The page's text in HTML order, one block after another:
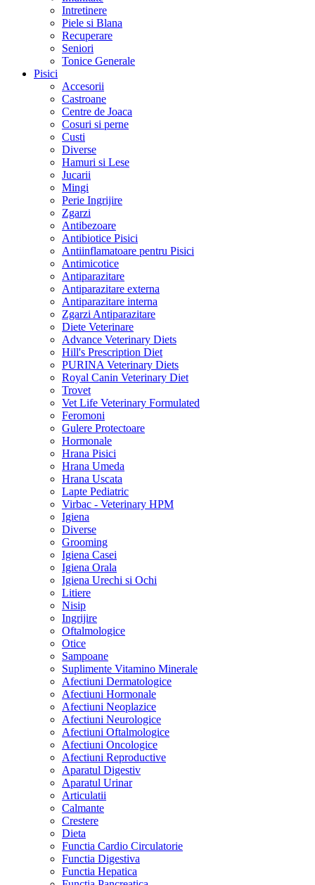
Intretinere
Piele si Blana
Recuperare
Seniori
Tonice Generale
Pisici
Accesorii
Castroane
Centre de Joaca
Cosuri si perne
Custi
Diverse
Hamuri si Lese
Jucarii
Mingi
Perie Ingrijire
Zgarzi
Antibezoare
Antibiotice Pisici
Antiinflamatoare pentru Pisici
Antimicotice
Antiparazitare
Antiparazitare externa
Antiparazitare interna
Zgarzi Antiparazitare
Diete Veterinare
Advance Veterinary Diets
Hill's Prescription Diet
PURINA Veterinary Diets
Royal Canin Veterinary Diet
Trovet
Vet Life Veterinary Formulated
Feromoni
Gulere Protectoare
Hormonale
Hrana Pisici
Hrana Umeda
Hrana Uscata
Lapte Pediatric
Virbac - Veterinary HPM
Igiena
Diverse
Grooming
Igiena Casei
Igiena Orala
Igiena Urechi si Ochi
Litiere
Nisip
Ingrijire
Oftalmologice
Otice
Sampoane
Suplimente Vitamino Minerale
Afectiuni Dermatologice
Afectiuni Hormonale
Afectiuni Neoplazice
Afectiuni Neurologice
Afectiuni Oftalmologice
Afectiuni Oncologice
Afectiuni Reproductive
Aparatul Digestiv
Aparatul Urinar
Articulatii
Calmante
Crestere
Dieta
Functia Cardio Circulatorie
Functia Digestiva
Functia Hepatica